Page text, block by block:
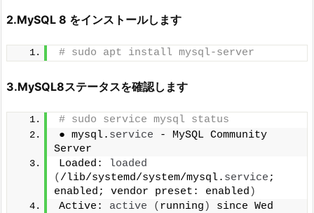
2.MySQL 8 をインストールします
# sudo apt install mysql-server
3.MySQL8ステータスを確認します
# sudo service mysql status
● mysql. service - MySQL Community
Server
Loaded:
loaded
( /lib/systemd/system/mysql. service ;
enabled; vendor preset: enabled )
Active: active ( running )